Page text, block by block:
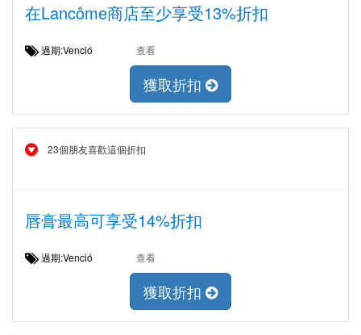
在Lancôme商店至少享受13%折扣
過期:Venció 查看
獲取折扣
23個朋友喜歡這個折扣
唇膏最高可享受14%折扣
過期:Venció 查看
獲取折扣